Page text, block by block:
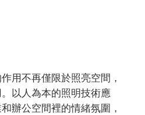
用不再僅限於照亮空間，
以人為本的照明技術應
辦公空間裡的情緒氛圍，